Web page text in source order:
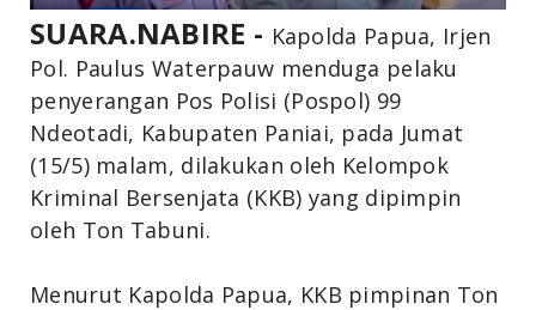
SUARA.NABIRE - Kapolda Papua, Irjen
Pol. Paulus Waterpauw menduga pelaku
penyerangan Pos Polisi (Pospol) 99
Ndeotadi, Kabupaten Paniai, pada Jumat
(15/5) malam, dilakukan oleh Kelompok
Kriminal Bersenjata (KKB) yang dipimpin
oleh Ton Tabuni.⁣
Menurut Kapolda Papua, KKB pimpinan Ton